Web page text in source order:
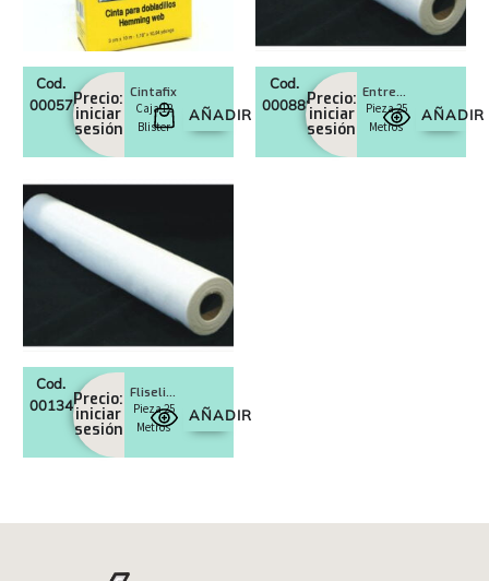
Cod.
0005763Precio:
iniciar
sesión
Cintafix
Caja 12
Blister
AÑADIR
Cod.
0008882Precio:
iniciar
sesión
Entretela punto termoadhesivo
Pieza 25
Metros
AÑADIR
Cod.
0013457Precio:
iniciar
sesión
Fliselina Negro
Pieza 25
Metros
AÑADIR